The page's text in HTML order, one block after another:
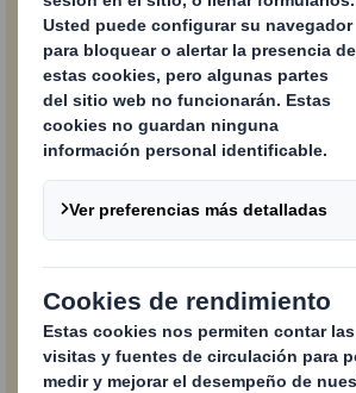
Apellido
Email
Nombre de empresa